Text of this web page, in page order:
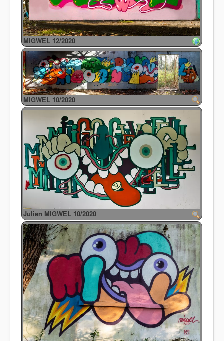
MIGWEL 12/2020
MIGWEL 10/2020
Julien MIGWEL 10/2020